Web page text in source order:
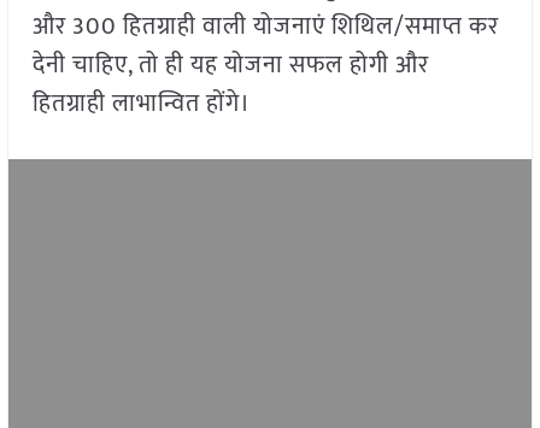
और 300 हितग्राही वाली योजनाएं शिथिल/समाप्त कर
देनी चाहिए, तो ही यह योजना सफल होगी और
हितग्राही लाभान्वित होंगे।